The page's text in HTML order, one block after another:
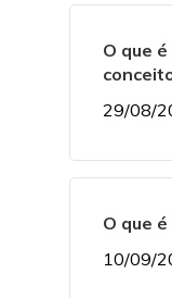
O que
29/08/
O que
10/09/